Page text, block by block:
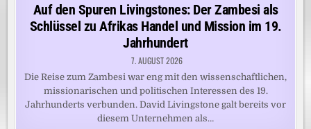
Auf den Spuren Livingstones: Der Zambesi als
Schlüssel zu Afrikas Handel und Mission im 19.
Jahrhundert
7. AUGUST 2026
Die Reise zum Zambesi war eng mit den wissenschaftlichen,
missionarischen und politischen Interessen des 19.
Jahrhunderts verbunden. David Livingstone galt bereits vor
diesem Unternehmen als…